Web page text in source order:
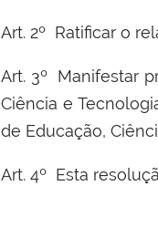
Art. 2º Ratificar o
Art. 3º Manifestar
Ciência e
de Educação,
Art. 4º Esta